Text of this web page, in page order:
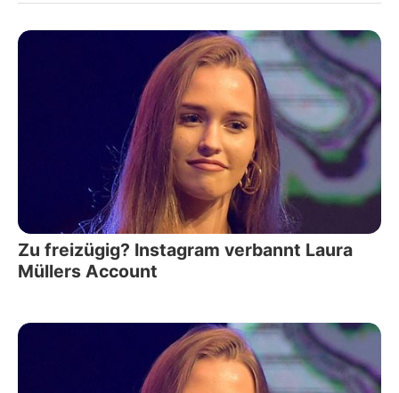
Zu freizügig? Instagram verbannt Laura
Müllers Account